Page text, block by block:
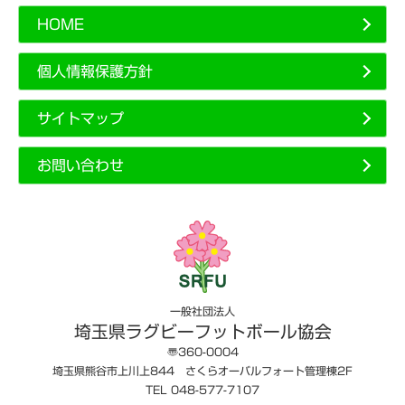
HOME
個人情報保護方針
サイトマップ
お問い合わせ
一般社団法人
埼玉県ラグビーフットボール協会
〠360-0004
埼玉県熊谷市上川上844 さくらオーバルフォート管理棟2F
TEL 048-577-7107